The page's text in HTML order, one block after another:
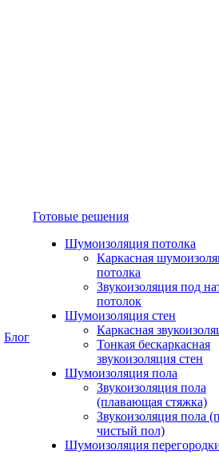
Блог
Готовые решения
Шумоизоляция потолка
Каркасная
потолка
Звукоизоляция под
потолок
Шумоизоляция стен
Каркасная
Тонкая бескаркасная
звукоизоляция стен
Шумоизоляция пола
Звукоизоляция пола
(плавающая стяжка)
Звукоизоляция пола
чистый пол)
Шумоизоляция